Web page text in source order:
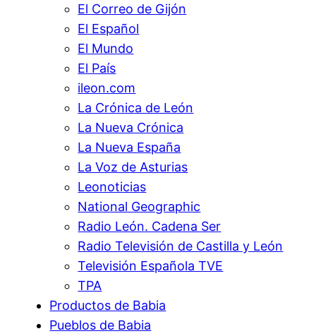
El Correo de Gijón
El Español
El Mundo
El País
ileon.com
La Crónica de León
La Nueva Crónica
La Nueva España
La Voz de Asturias
Leonoticias
National Geographic
Radio León. Cadena Ser
Radio Televisión de Castilla y León
Televisión Española TVE
TPA
Productos de Babia
Pueblos de Babia